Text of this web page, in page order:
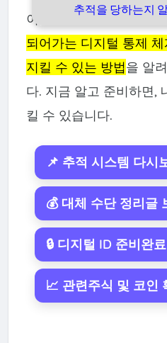
이 글은 단순한 경고가
되어가는 디지털 통제
지킬 수 있는 방법을 알
다. 지금 알고 준비하면,
킬 수 있습니다.
📌 추적 시스템 다시
💰 대체 수단 정리글
🔒 디지털 ID 준비완
📈 관련주식 및 코인
추적을 당하는지